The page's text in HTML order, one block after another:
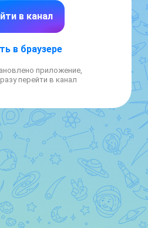
в канал
в браузере
приложение,
перейти в канал